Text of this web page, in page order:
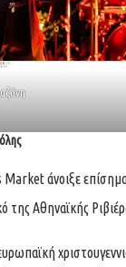
άνοιξε
της Αθηναϊκής